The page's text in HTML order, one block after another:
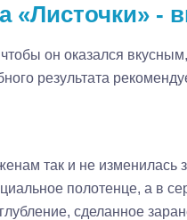
«Листочки» -
чтобы он оказался
результата
так и не изменилась
полотенце, а в
сделанное